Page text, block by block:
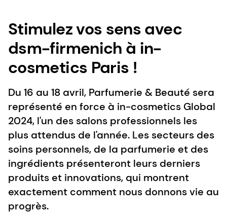
Stimulez vos sens avec
dsm-firmenich à in-
cosmetics Paris !
Du 16 au 18 avril, Parfumerie & Beauté sera
représenté en force à in-cosmetics Global
2024, l'un des salons professionnels les
plus attendus de l'année. Les secteurs des
soins personnels, de la parfumerie et des
ingrédients présenteront leurs derniers
produits et innovations, qui montrent
exactement comment nous donnons vie au
progrès.